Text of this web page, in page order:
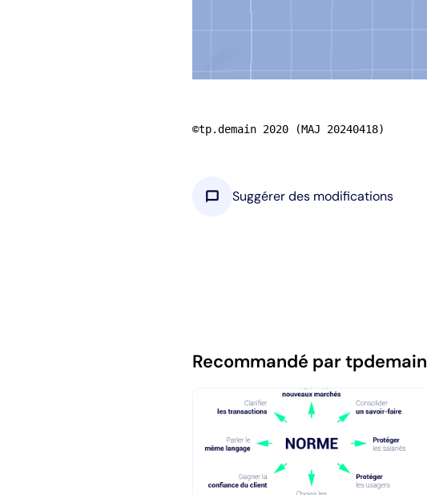
©tp.demain 2020 (MAJ 20240418)
chat_bubble Suggérer des modifications
Recommandé par tpdemain